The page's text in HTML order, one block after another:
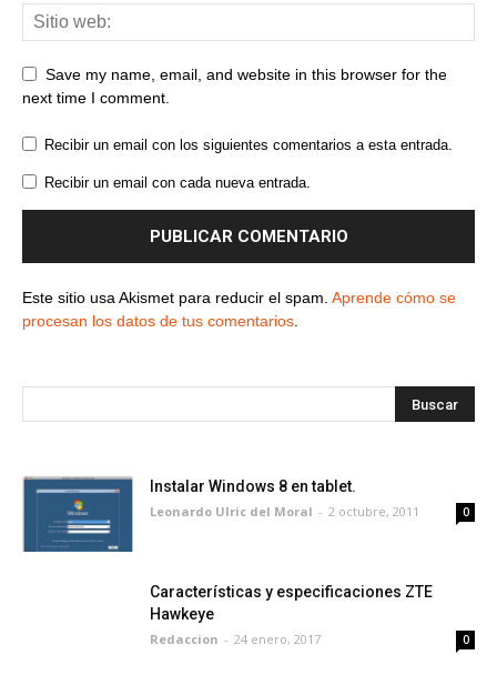
Save my name, email, and website in this browser for the
next time I comment.
Recibir un email con los siguientes comentarios a esta entrada.
Recibir un email con cada nueva entrada.
Este sitio usa Akismet para reducir el spam. Aprende cómo se
procesan los datos de tus comentarios
Instalar Windows 8 en tablet.
Leonardo Ulric del Moral - 2 octubre, 2011 0
Características y especificaciones ZTE
Hawkeye
Redaccion - 24 enero, 2017 0